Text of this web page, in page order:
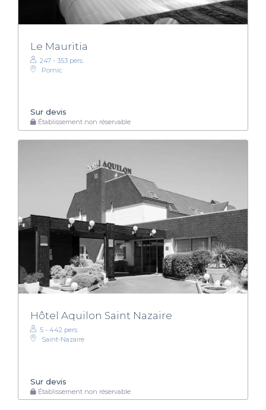
Le Mauritia
247 - 353 pers.
Pornic
Sur devis
Établissement non réservable
Hôtel Aquilon Saint Nazaire
5 - 442 pers.
Saint-Nazaire
Sur devis
Établissement non réservable